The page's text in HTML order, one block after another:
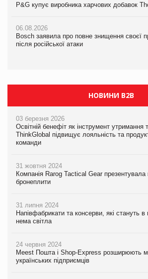
P&G купує виробника харчових добавок
06.08.2026
Bosch заявила про повне знищення своєї
після російської атаки
новинки від ТМ ТОКЕРИ
Сергій Лісунов про заморожені
P&G купує виробника харчових добавок
06.08.2026
Bosch заявила про повне знищення своєї
після російської атаки
НОВИНИ B2B
03 березня 2026
Освітній бенефіт як інструмент утримання
ThinkGlobal підвищує лояльність та
команди
31 жовтня 2024
Компанія Rarog Tactical Gear презентувала
бронеплити
31 липня 2024
Напівфабрикати та консерви, які стануть в
нема світла
24 червня 2024
Meest Пошта і Shop-Express розширюють
українських підприємців